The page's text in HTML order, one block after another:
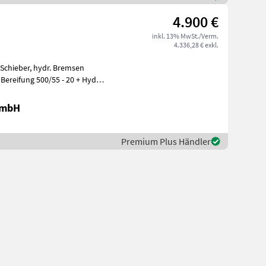
4.900 €
inkl. 13% MwSt./Verm.
4.336,28 € exkl.
hydr. Bremsen
500/55 - 20 + Hydr
Premium Plus Händler